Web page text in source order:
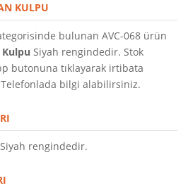
KULPU
bulunan AVC-068 ürün
Siyah rengindedir. Stok
butonuna tıklayarak irtibata
bilgi alabilirsiniz.
rengindedir.